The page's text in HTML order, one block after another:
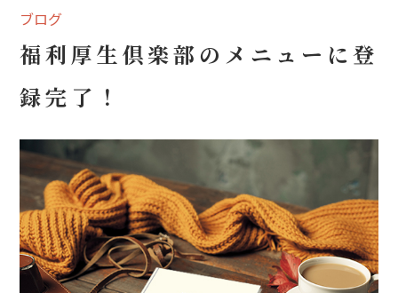
ブログ
福利厚生倶楽部のメニューに登
録完了！